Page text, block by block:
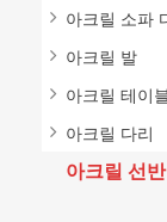
아크릴 소파
아크릴 발
아크릴 테이
아크릴 다리
아크릴 선반